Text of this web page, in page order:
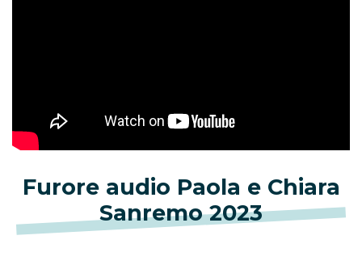
Furore audio Paola e Chiara
Sanremo 2023